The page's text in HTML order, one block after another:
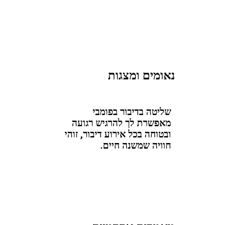
נאומים ומצגות
שליטה בדיבור בפומבי
מאפשרת לך להרגיש רגועה
ובטוחה בכל אירוע דיבור, זוהי
חוויה שמשנה חיים.